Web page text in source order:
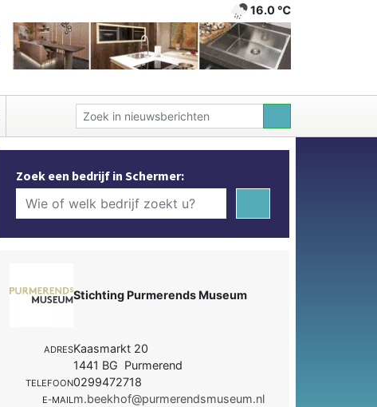
16.0 ℃
Zoek een bedrijf in Schermer:
Stichting Purmerends Museum
ADRESKaasmarkt 20
1441 BG Purmerend
TELEFOON0299472718
E-MAILm.beekhof@purmerendsmuseum.nl